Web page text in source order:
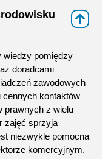
wiedzy pomiędzy
doradcami
zawodowych
kontaktów
prawnych z wielu
zajęć sprzyja
niezwykle pomocna
komercyjnym.